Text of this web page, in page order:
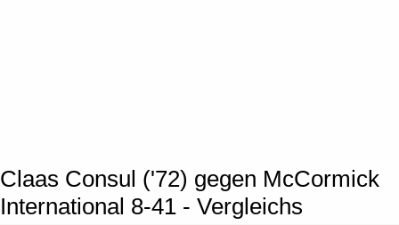
Claas Consul ('72) gegen McCormick
International 8-41 - Vergleichs